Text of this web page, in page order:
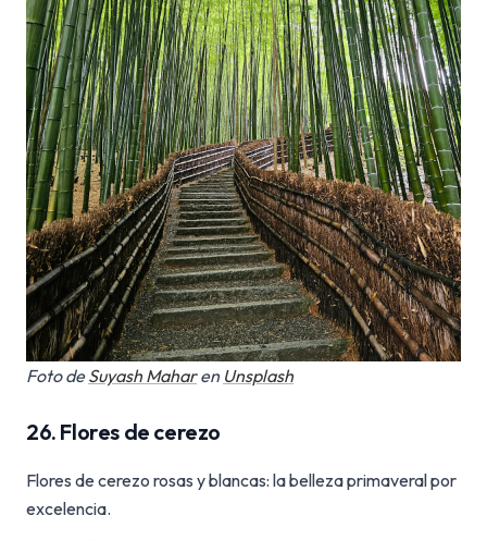
Foto deSuyash Maharen Unsplash
26. Flores de cerezo
Flores de cerezo rosas y blancas: la belleza primaveral por
excelencia.